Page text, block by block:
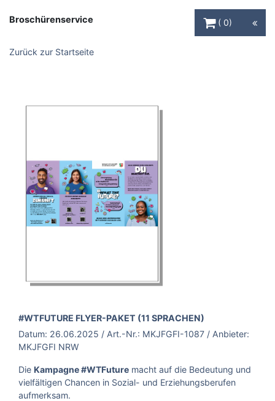
Broschürenservice
0
Zurück zur Startseite
BROSCHÜRE:
#WTFUTURE FLYER-PAKET (11 SPRACHEN)
Datum: 26.06.2025 / Art.-Nr.: MKJFGFI-1087 / Anbieter:
MKJFGFI NRW
Die Kampagne #WTFuture macht auf die Bedeutung und
vielfältigen Chancen in Sozial- und Erziehungsberufen
aufmerksam.